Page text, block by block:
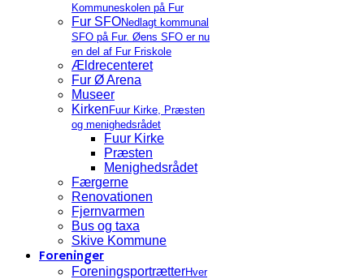
Kommuneskolen på Fur
Fur SFONedlagt kommunal
SFO på Fur. Øens SFO er nu
en del af Fur Friskole
Ældrecenteret
Fur Ø Arena
Museer
Kirken Fuur Kirke, Præsten
og menighedsrådet
Fuur Kirke
Præsten
Menighedsrådet
Færgerne
Renovationen
Fjernvarmen
Bus og taxa
Skive Kommune
Foreninger
ForeningsportrætterHver